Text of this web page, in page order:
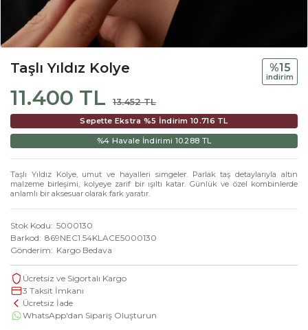
Taşlı Yıldız Kolye
11.400 TL 13.452 TL
%15
i̇ndi̇ri̇m
Sepette Ekstra %5 İndirim10.716 TL
%4 Havale İndirimi 10.288 TL
Taşlı Yıldız Kolye, umut ve hayalleri simgeler. Parlak taş detaylarıyla altın
malzeme birleşimi, kolyeye zarif bir ışıltı katar. Günlük ve özel kombinlerde
anlamlı bir aksesuar olarak fark yaratır.
Stok Kodu 5000130
Barkod 869NEC1.54KLACE5000130
Gönderim
Kargo Bedava
Ücretsiz ve Sigortalı Kargo
3 Taksit İmkanı
Ücretsiz İade
WhatsApp'dan Sipariş Oluşturun